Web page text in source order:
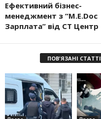
Ефективний бізнес-
менеджмент з “M.E.Doc
Зарплата” від СТ Центр
ПОВ'ЯЗАНІ СТАТТІ